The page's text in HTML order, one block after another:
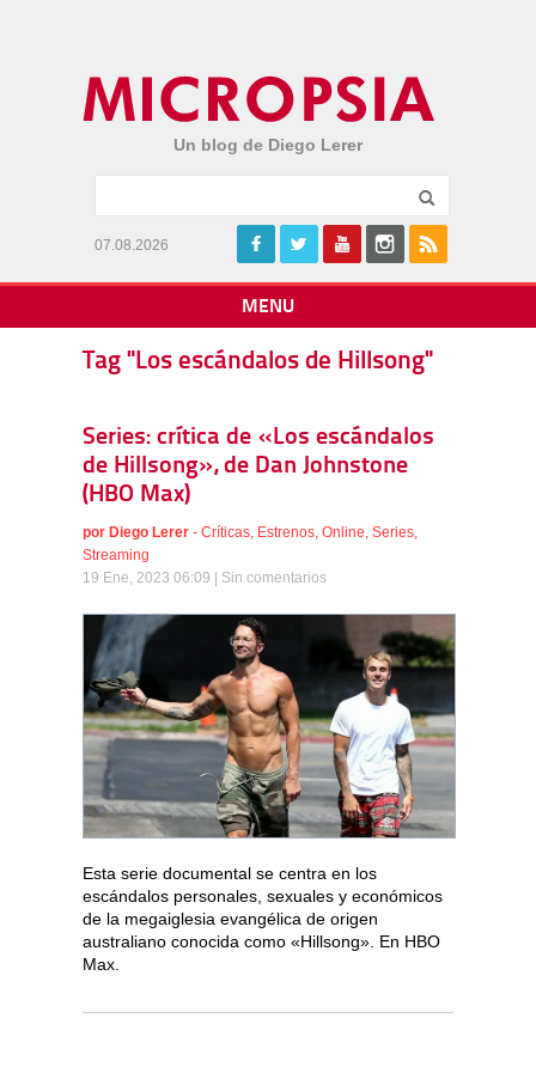
Un blog de Diego Lerer
07.08.2026
MENU
Tag "Los escándalos de Hillsong"
Series: crítica de «Los escándalos
de Hillsong», de Dan Johnstone
(HBO Max)
por Diego Lerer - Críticas, Estrenos, Online, Series,
Streaming
19 Ene, 2023 06:09 | Sin comentarios
Esta serie documental se centra en los
escándalos personales, sexuales y económicos
de la megaiglesia evangélica de origen
australiano conocida como «Hillsong». En HBO
Max.